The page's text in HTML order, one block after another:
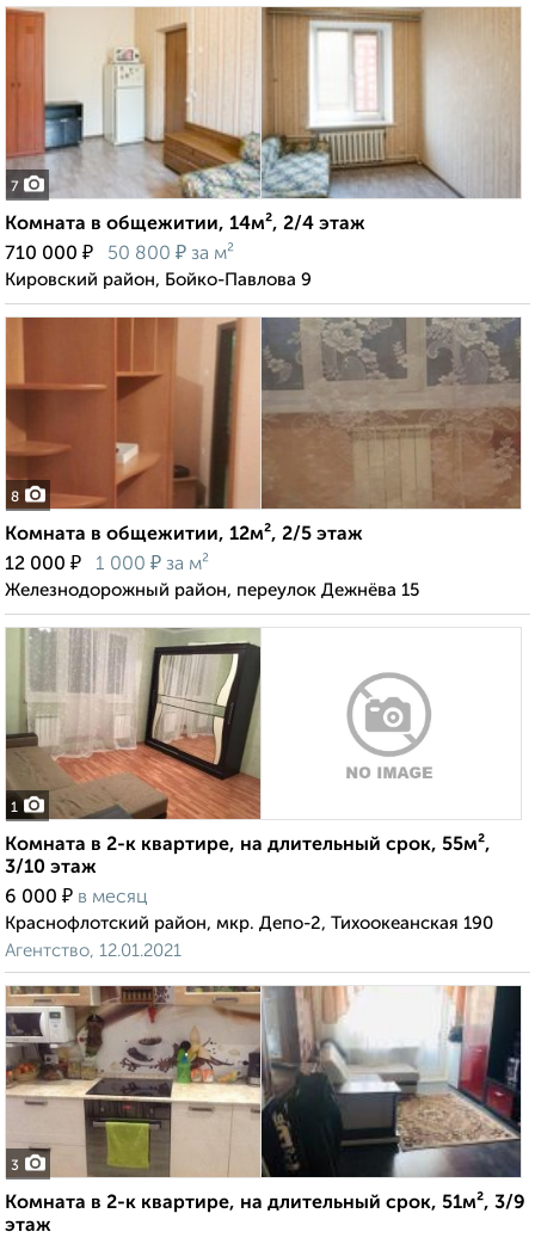
7
Комната в общежитии, 14м², 2/4 этаж
710 000 ₽ 50 800 ₽ за м²
Кировский район, Бойко-Павлова 9
8
Комната в общежитии, 12м², 2/5 этаж
12 000 ₽ 1 000 ₽ за м²
Железнодорожный район, переулок Дежнёва 15
1
Комната в 2-к квартире, на длительный срок, 55м²,
3/10 этаж
6 000 ₽ в месяц
Краснофлотский район, мкр. Депо-2, Тихоокеанская 190
Агентство, 12.01.2021
3
Комната в 2-к квартире, на длительный срок, 51м², 3/9
этаж